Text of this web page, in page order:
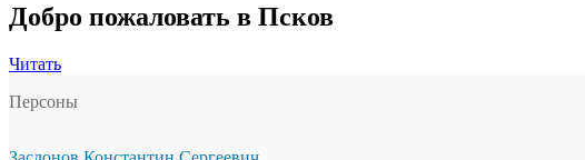
Добро пожаловать в Псков
Читать
Персоны